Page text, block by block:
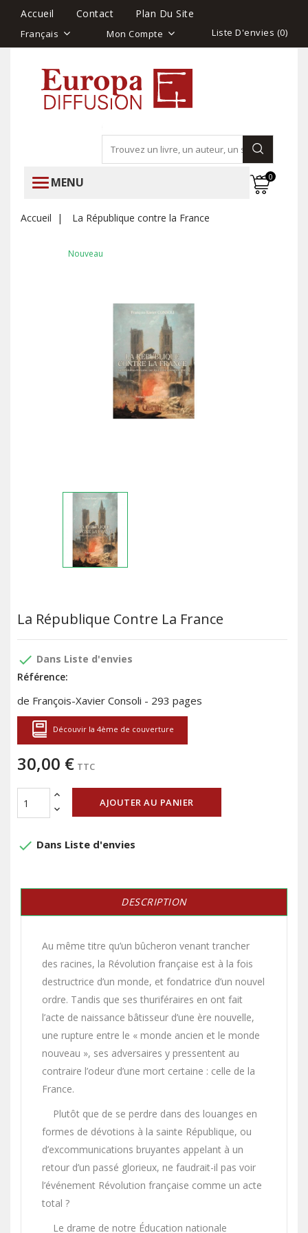
Accueil Contact Plan Du Site
Français Mon Compte Liste D'envies (0)
MENU 0
Accueil La République contre la France
Nouveau
La République Contre La France
done Dans Liste d'envies
Référence:
de François-Xavier Consoli - 293 pages
Découvir la 4ème de couverture
30,00 € TTC
AJOUTER AU PANIER
done Dans Liste d'envies
DESCRIPTION
Au même titre qu’un bûcheron venant trancher
des racines, la Révolution française est à la fois
destructrice d’un monde, et fondatrice d’un nouvel
ordre. Tandis que ses thuriféraires en ont fait
l’acte de naissance bâtisseur d’une ère nouvelle,
une rupture entre le « monde ancien et le monde
nouveau », ses adversaires y pressentent au
contraire l’odeur d’une mort certaine : celle de la
France.
Plutôt que de se perdre dans des louanges en
formes de dévotions à la sainte République, ou
d’excommunications bruyantes appelant à un
retour d’un passé glorieux, ne faudrait-il pas voir
l’événement Révolution française comme un acte
total ?
Le drame de notre Éducation nationale